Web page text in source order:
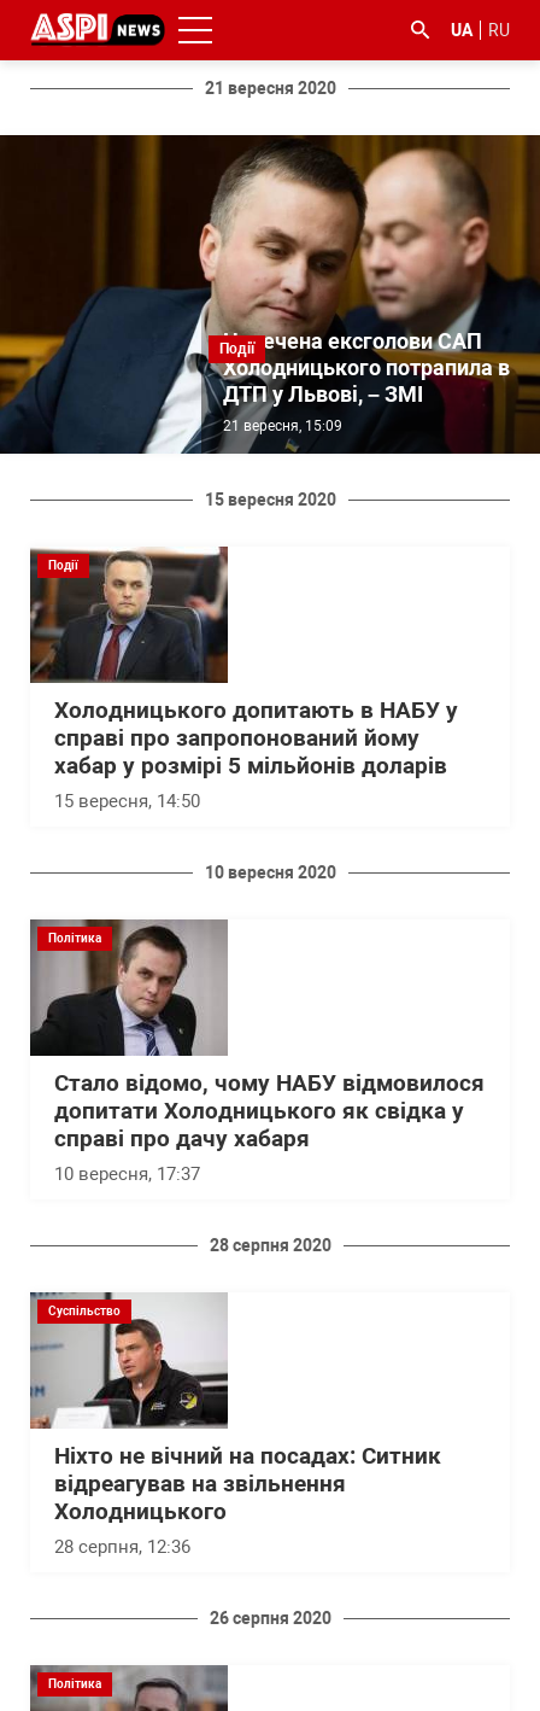
UA RU
21 вересня 2020
Події
Наречена ексголови САП
Холодницького потрапила в
ДТП у Львові, – ЗМІ
21 вересня, 15:09
15 вересня 2020
Події
Холодницького допитають в НАБУ у
справі про запропонований йому
хабар у розмірі 5 мільйонів доларів
15 вересня, 14:50
10 вересня 2020
Політика
Стало відомо, чому НАБУ відмовилося
допитати Холодницького як свідка у
справі про дачу хабаря
10 вересня, 17:37
28 серпня 2020
Суспільство
Ніхто не вічний на посадах: Ситник
відреагував на звільнення
Холодницького
28 серпня, 12:36
26 серпня 2020
Політика
корупцією
#ДФС #Київ #коронавірус